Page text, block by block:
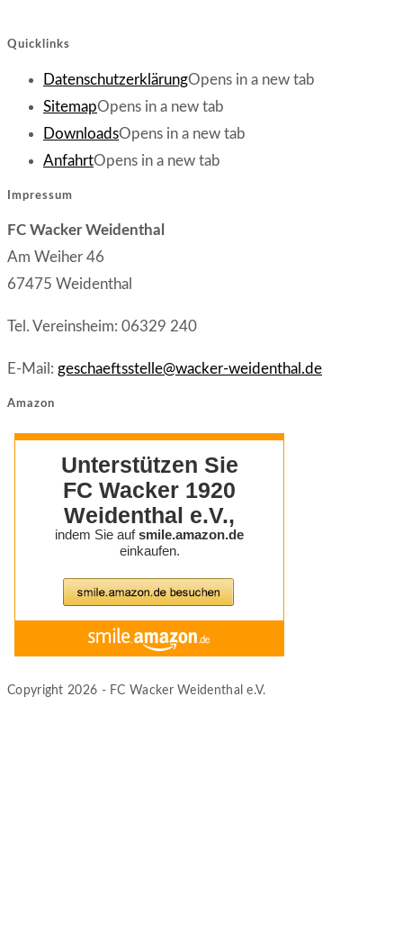
Quicklinks
DatenschutzerklärungOpens in a new tab
SitemapOpens in a new tab
DownloadsOpens in a new tab
AnfahrtOpens in a new tab
Impressum
FC Wacker Weidenthal
Am Weiher 46
67475 Weidenthal
Tel. Vereinsheim: 06329 240
E-Mail: geschaeftsstelle@wacker-weidenthal.de
Amazon
Copyright 2026 - FC Wacker Weidenthal e.V.